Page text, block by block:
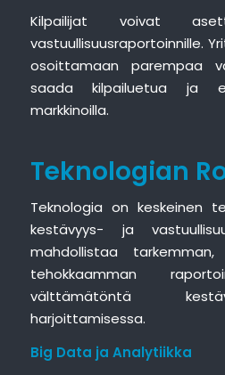
Kilpailijat voivat
vastuullisuusraportoinnille.
osoittamaan parempaa
saada kilpailuetua ja
markkinoilla.
Teknologian
Teknologia on keskeinen
kestävyys- ja
mahdollistaa
tehokkaamman
välttämätöntä
harjoittamisessa.
Big Data ja Analytiikka